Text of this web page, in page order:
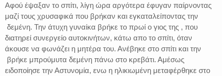
Αφού έψαξαν το σπίτι, λίγη ώρα αργότερα έφυγαν παίρνοντας
μαζί τους χρυσαφικά που βρήκαν και εγκαταλείποντας την
δεμένη. Την άτυχη γυναίκα βρήκε το πρωί ο γιος της , που
διατηρεί συνεργείο αυτοκινήτων, κάτω απο το σπίτι, όταν
άκουσε να φωνάζει η μητέρα του. Ανέβηκε στο σπίτι και την
βρήκε μπρούμυτα δεμένη πάνω στο κρεβάτι. Αμέσως
ειδοποίησε την Αστυνομία, ενω η ηλικιωμένη μεταφέρθηκε στο